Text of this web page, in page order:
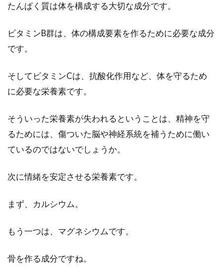
たんぱく質は体を構成する大切な成分です。
ビタミンB群は、体の構成要素を作るために必要な成分
です。
そしてビタミンCは、抗酸化作用など、体を守るため
に必要な栄養素です。
そういった栄養素が失われるということは、精神を守
るためには、傷ついた脳や神経系統を補うために働い
ているのではないでしょうか。
次に情緒を安定させる栄養素です。
まず、カルシウム。
もう一つは、マグネシウムです。
骨を作る成分ですね。